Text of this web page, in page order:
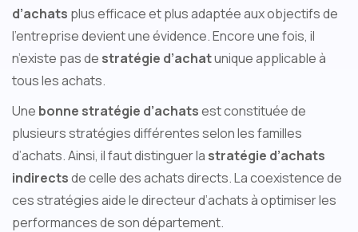
d’achats plus efficace et plus adaptée aux objectifs de
l’entreprise devient une évidence. Encore une fois, il
n’existe pas de stratégie d’achatunique applicable à
tous les achats.
Une bonne stratégie d’achatsest constituée de
plusieurs stratégies différentes selon les familles
d’achats. Ainsi, il faut distinguer la stratégie d’achats
indirectsde celle des achats directs. La coexistence de
ces stratégies aide le directeur d’achats à optimiser les
performances de son département.